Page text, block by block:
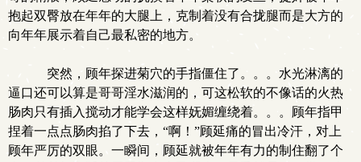
抱起双臀放在年年的大腿上，克制着没有合拢腿而是大方的
向年年展示着自己最私密的地方。
突然，顾年探进菊穴的手指僵住了。。。水光淋漓的
逼口还可以算是哥哥淫水滋润的，可这松软的不像话的火热
肠肉只有插入搅动才能学会这样妩媚缠绕着。。。顾年指甲
捏着一点点肠肉掐了下去，“啊！”顾延痛的冒出冷汗，对上
顾年严厉的双眼。一瞬间，顾延就被年年有力的制住翻了个